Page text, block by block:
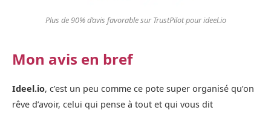
Plus de 90% d’avis favorable sur TrustPilot pour ideel.io
Mon avis en bref
Ideel.io, c’est un peu comme ce pote super organisé qu’on
rêve d’avoir, celui qui pense à tout et qui vous dit